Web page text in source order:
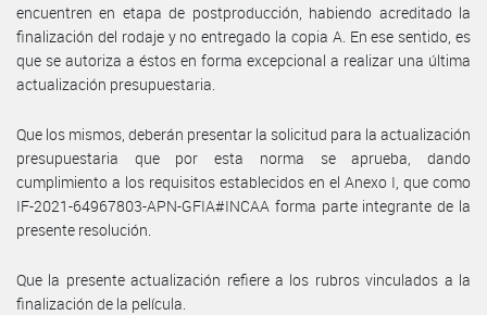
encuentren en etapa de postproducción, habiendo acreditado la
finalización del rodaje y no entregado la copia A. En ese sentido, es
que se autoriza a éstos en forma excepcional a realizar una última
actualización presupuestaria.
Que los mismos, deberán presentar la solicitud para la actualización
presupuestaria que por esta norma se aprueba, dando
cumplimiento a los requisitos establecidos en el Anexo I, que como
IF-2021-64967803-APN-GFIA#INCAA forma parte integrante de la
presente resolución.
Que la presente actualización refiere a los rubros vinculados a la
finalización de la película.